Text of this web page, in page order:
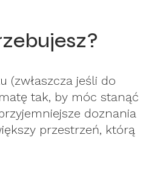
(zwłaszcza jeśli do
tak, by móc stanąć
doznania
przestrzeń, którą